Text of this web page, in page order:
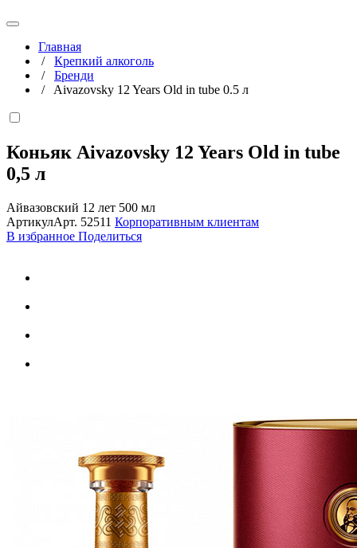
Главная
/ Крепкий алкоголь
/ Бренди
/ Aivazovsky 12 Years Old in tube 0.5 л
Коньяк Aivazovsky 12 Years Old in tube
0,5 л
Айвазовский 12 лет 500 мл
АртикулАрт. 52511 Корпоративным клиентам
В избранное Поделиться